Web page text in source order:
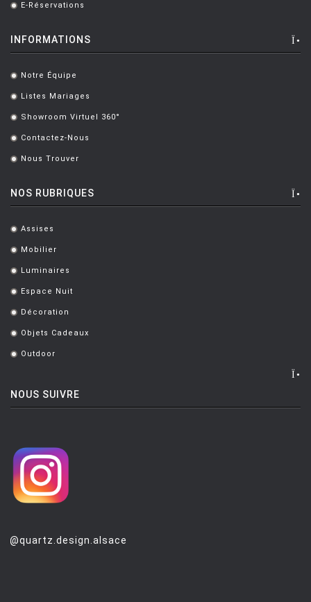
. E-Réservations
INFORMATIONS
. Notre Équipe
. Listes Mariages
. Showroom Virtuel 360°
. Contactez-Nous
. Nous Trouver
NOS RUBRIQUES
. Assises
. Mobilier
. Luminaires
. Espace Nuit
. Décoration
. Objets Cadeaux
. Outdoor
NOUS SUIVRE
@quartz.design.alsace